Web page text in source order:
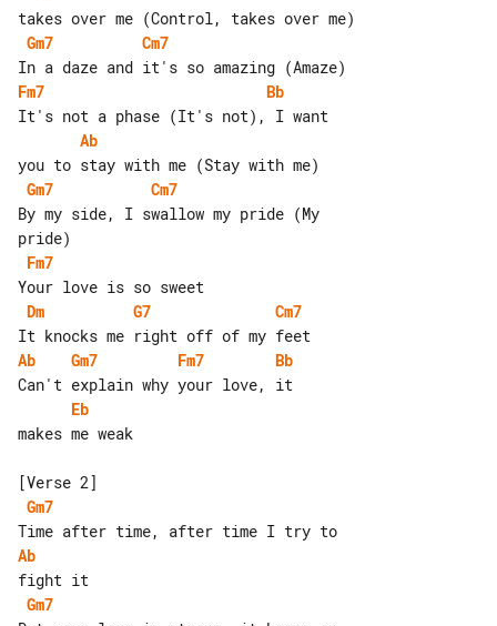
Gm7
Cm7
Fm7
Bb
Ab
Gm7
Cm7
By my side, I swallow my pride (My
Fm7
Dm
G7
Cm7
Ab
Gm7 Fm7
Bb
Eb
makes me weak
Gm7
Ab
Gm7